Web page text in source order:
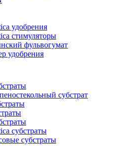
удобрения
стимуляторы
фульвогумат
удобрения
субстрат
cубстраты
субстраты